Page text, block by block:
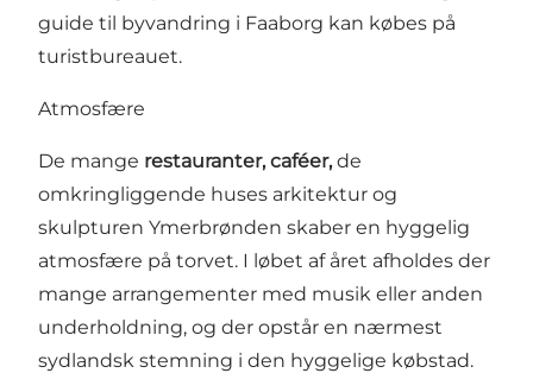
guide til byvandring i Faaborg kan købes på
turistbureauet.
Atmosfære
De mange restauranter, caféer, de
omkringliggende huses arkitektur og
skulpturen Ymerbrønden skaber en hyggelig
atmosfære på torvet. I løbet af året afholdes der
mange arrangementer med musik eller anden
underholdning, og der opstår en nærmest
sydlandsk stemning i den hyggelige købstad.